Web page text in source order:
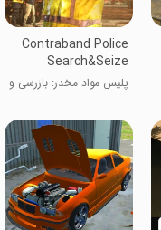
Contraband Police
Search&Seize
پلیس مواد مخدر: بازرسی و